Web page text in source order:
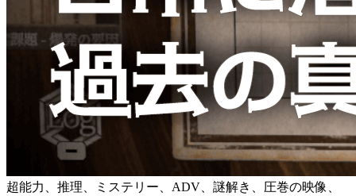
超能力、推理、ミステリー、ADV、謎解き、圧巻の映像、